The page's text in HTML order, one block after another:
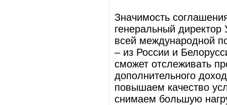
Значимость
генеральный
всей международной
– из России и
сможет отслеживать
дополнительного
повышаем качество
снимаем большую